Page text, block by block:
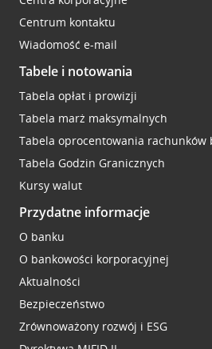
Centrum kontaktu
Wiadomość e-mail
Tabele i notowania
Tabela opłat i prowizji
Tabela marż maksymalnych
Tabela oprocentowania rachunków
Tabela Godzin Granicznych
Kursy walut
Przydatne informacje
O banku
O bankowości korporacyjnej
Aktualności
Bezpieczeństwo
Zrównoważony rozwój i ESG